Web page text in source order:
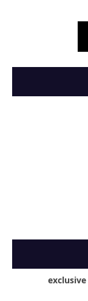
12000+